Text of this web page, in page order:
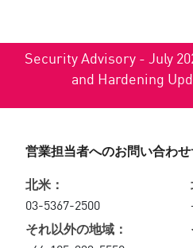
Security Advisory - July
and Hardening
営業担当者へのお問い合わせ
北米：
03-5367-2500
それ以外の地域：